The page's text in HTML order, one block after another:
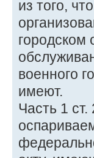
из того,
городском
военного
имеют.
Часть 1